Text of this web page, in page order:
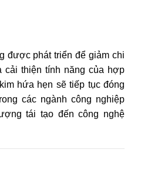
được phát triển để giảm chi
cải thiện tính năng của hợp
hứa hẹn sẽ tiếp tục đóng
các ngành công nghiệp
tái tạo đến công nghệ